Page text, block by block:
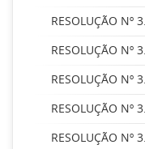
RESOLUÇÃO Nº
RESOLUÇÃO Nº
RESOLUÇÃO Nº
RESOLUÇÃO Nº
RESOLUÇÃO Nº